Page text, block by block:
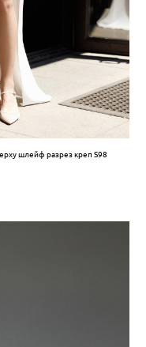
шлейф разрез креп S98